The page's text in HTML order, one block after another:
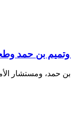
بن حمد
بن حمد، ومستشار